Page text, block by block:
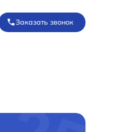
Заказать звонок